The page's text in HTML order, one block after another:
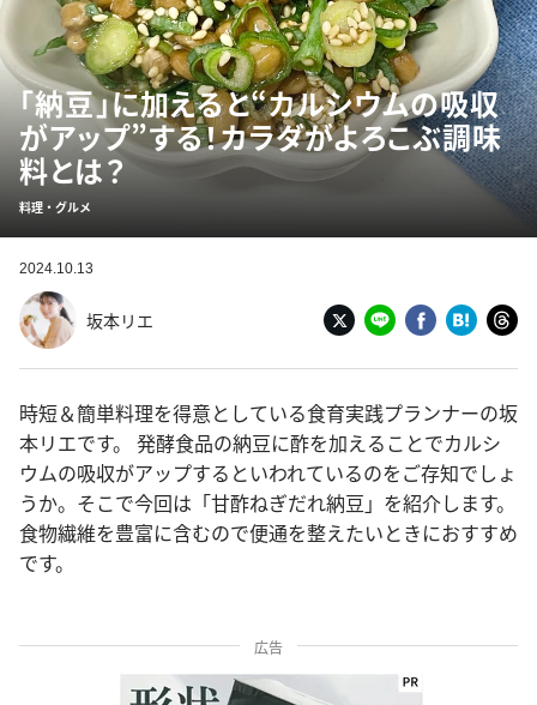
「納豆」に加えると“カルシウムの吸収
がアップ”する！カラダがよろこぶ調味
料とは？
料理・グルメ
2024.10.13
坂本リエ
時短＆簡単料理を得意としている食育実践プランナーの坂
本リエです。 発酵食品の納豆に酢を加えることでカルシ
ウムの吸収がアップするといわれているのをご存知でしょ
うか。そこで今回は「甘酢ねぎだれ納豆」を紹介します。
食物繊維を豊富に含むので便通を整えたいときにおすすめ
です。
広告